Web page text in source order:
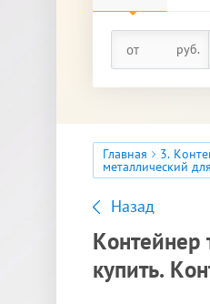
руб.
Главная 3.
металлический
Назад
Контейнер
купить.